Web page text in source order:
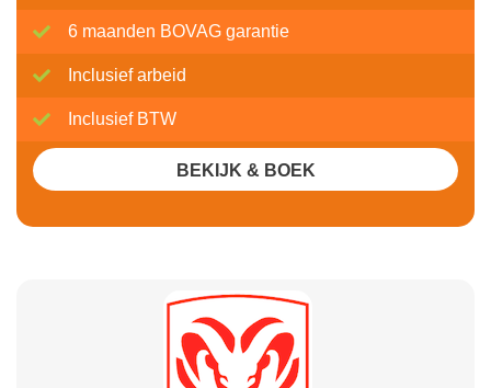
6 maanden BOVAG garantie
Inclusief arbeid
Inclusief BTW
BEKIJK & BOEK